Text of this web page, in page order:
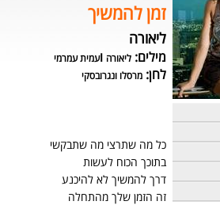
זמן להמשיך
ליאורה
מילים: ליאורה ועמית עמרמי
לחן: מרסלו ונגרובסקי
כל מה שתרצי מה שתבקשי
בתוכך הכוח לעשות
דרך להמשיך לא להיכנע
זה הזמן שלך מהתחלה